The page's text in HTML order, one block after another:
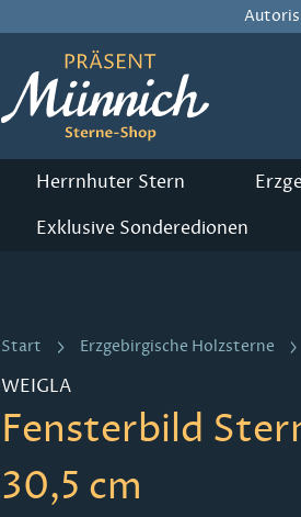
Herrnhuter Stern
Exklusive Sonderedionen
Start Erzgebirgische Holzsterne
WEIGLA
Fensterbild
30,5 cm